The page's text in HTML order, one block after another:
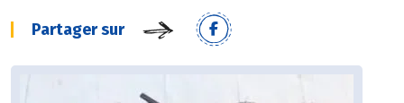
Partager sur